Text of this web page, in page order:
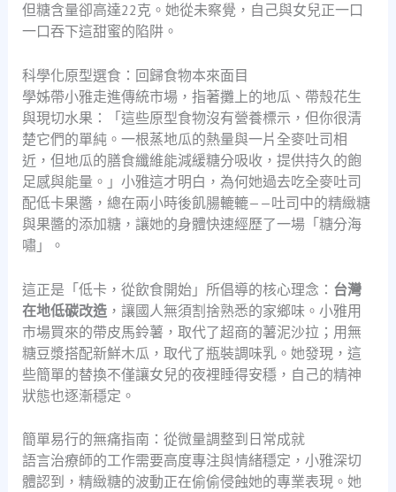
但糖含量卻高達22克。她從未察覺，自己與女兒正一口
一口吞下這甜蜜的陷阱。
科學化原型選食：回歸食物本來面目
學姊帶小雅走進傳統市場，指著攤上的地瓜、帶殼花生
與現切水果：「這些原型食物沒有營養標示，但你很清
楚它們的單純。一根蒸地瓜的熱量與一片全麥吐司相
近，但地瓜的膳食纖維能減緩糖分吸收，提供持久的飽
足感與能量。」小雅這才明白，為何她過去吃全麥吐司
配低卡果醬，總在兩小時後飢腸轆轆——吐司中的精緻糖
與果醬的添加糖，讓她的身體快速經歷了一場「糖分海
嘯」。
這正是「低卡，從飲食開始」所倡導的核心理念： 台灣
在地低碳改造，讓國人無須割捨熟悉的家鄉味。小雅用
市場買來的帶皮馬鈴薯，取代了超商的薯泥沙拉；用無
糖豆漿搭配新鮮木瓜，取代了瓶裝調味乳。她發現，這
些簡單的替換不僅讓女兒的夜裡睡得安穩，自己的精神
狀態也逐漸穩定。
簡單易行的無痛指南：從微量調整到日常成就
語言治療師的工作需要高度專注與情緒穩定，小雅深切
體認到，精緻糖的波動正在偷偷侵蝕她的專業表現。她